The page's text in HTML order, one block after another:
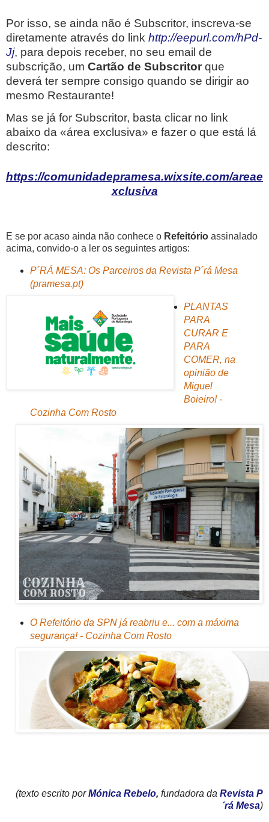
Por isso, se ainda não é Subscritor, inscreva-se
diretamente através do link http://eepurl.com/hPd-
Jj, para depois receber, no seu email de
subscrição, um Cartão de Subscritor que
deverá ter sempre consigo quando se dirigir ao
mesmo Restaurante!
Mas se já for Subscritor, basta clicar no link
abaixo da «área exclusiva» e fazer o que está lá
descrito:
https://comunidadepramesa.wixsite.com/areae
xclusiva
E se por acaso ainda não conhece o Refeitório assinalado
acima, convido-o a ler os seguintes artigos:
P´RÁ MESA: Os Parceiros da Revista P´rá Mesa
(pramesa.pt)
PLANTAS
PARA
CURAR E
PARA
COMER, na
opinião de
Miguel
Boieiro! -
Cozinha Com Rosto
O Refeitório da SPN já reabriu e... com a máxima
segurança! - Cozinha Com Rosto
(texto escrito porMónica Rebelo, fundadora da Revista P
´rá Mesa)